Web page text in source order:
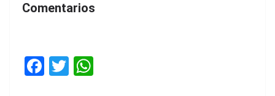
Comentarios
F T